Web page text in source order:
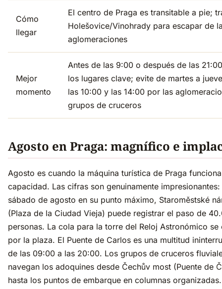
Cómo
llegar
El centro de Praga es transitable a pie;
Holešovice/Vinohrady para escapar de
aglomeraciones
Mejor
momento
Antes de las 9:00 o después de las
los lugares clave; evite de martes a
las 10:00 y las 14:00 por las
grupos de cruceros
Agosto en Praga: magnífico e
Agosto es cuando la máquina turística de Praga
capacidad. Las cifras son genuinamente impresionantes:
sábado de agosto en su punto máximo, Staroměstské
(Plaza de la Ciudad Vieja) puede registrar el paso de
personas. La cola para la torre del Reloj Astronómico se
por la plaza. El Puente de Carlos es una multitud
de las 09:00 a las 20:00. Los grupos de cruceros
navegan los adoquines desde Čechův most (Puente de
hasta los puntos de embarque en columnas organizadas.